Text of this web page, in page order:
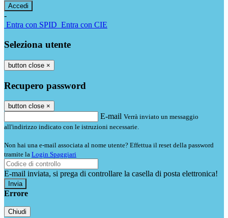
-
Entra con SPID Entra con CIE
Seleziona utente
button close ×
Recupero password
button close ×
E-mail Verrà inviato un messaggio
all'indirizzo indicato con le istruzioni necessarie.
Non hai una e-mail associata al nome utente? Effettua il reset della password
tramite la Login Spaggiari
E-mail inviata, si prega di controllare la casella di posta elettronica!
Errore
Chiudi